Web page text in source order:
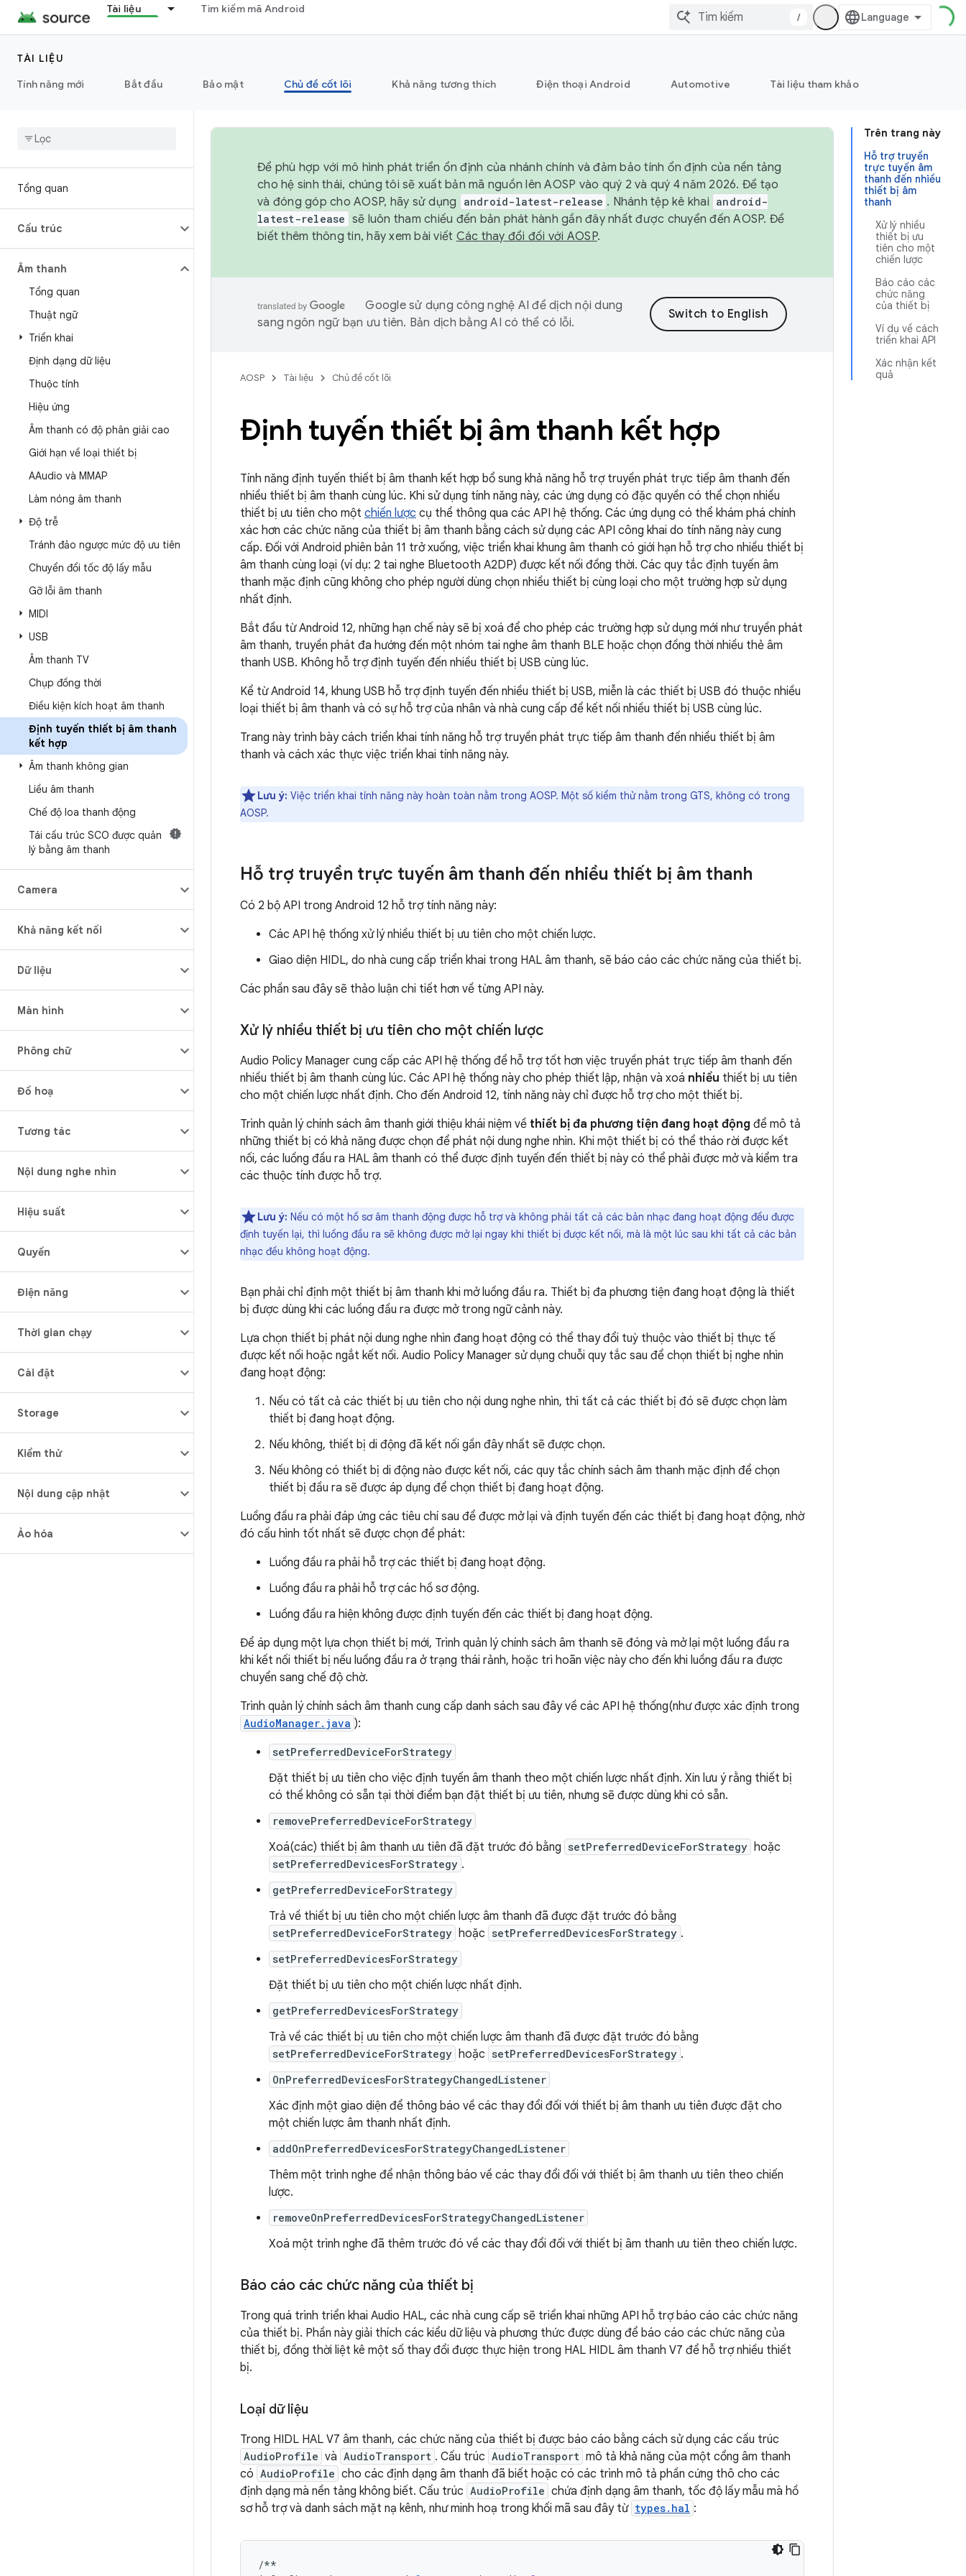
Tài liệu Tìm kiếm mã Android
/
TÀI LIỆU
Tính năng mới
Bắt đầu Bảo mật Chủ đề cốt lõi Khả năng tương thích Điện thoại Android Automotive Tài liệu tham khảo
Tổng quan
Cấu trúc
Âm thanh
Tổng quan
Thuật ngữ
Triển khai
Định dạng dữ liệu
Thuộc tính
Hiệu ứng
Âm thanh có độ phân giải cao
Giới hạn về loại thiết bị
AAudio và MMAP
Làm nóng âm thanh
Độ trễ
Tránh đảo ngược mức độ ưu tiên
Chuyển đổi tốc độ lấy mẫu
Gỡ lỗi âm thanh
MIDI
USB
Âm thanh TV
Chụp đồng thời
Điều kiện kích hoạt âm thanh
Định tuyến thiết bị âm thanh
kết hợp
Âm thanh không gian
Liều âm thanh
Chế độ loa thanh động
Tái cấu trúc SCO được quản
lý bằng âm thanh
Camera
Khả năng kết nối
Dữ liệu
Màn hình
Phông chữ
Đồ hoạ
Tương tác
Nội dung nghe nhìn
Hiệu suất
Quyền
Điện năng
Thời gian chạy
Cài đặt
Storage
Kiểm thử
Nội dung cập nhật
Ảo hóa
Trên trang này
Hỗ trợ truyền
trực tuyến âm
thanh đến nhiều
thiết bị âm
thanh
Xử lý nhiều
thiết bị ưu
tiên cho một
chiến lược
Báo cáo các
chức năng
của thiết bị
Ví dụ về cách
triển khai API
Xác nhận kết
quả
Để phù hợp với mô hình phát triển ổn định của nhánh chính và đảm bảo tính ổn định của nền tảng
cho hệ sinh thái, chúng tôi sẽ xuất bản mã nguồn lên AOSP vào quý 2 và quý 4 năm 2026. Để tạo
và đóng góp cho AOSP, hãy sử dụng
android-latest-release . Nhánh tệp kê khai android-
latest-release sẽ luôn tham chiếu đến bản phát hành gần đây nhất được chuyển đến AOSP. Để
biết thêm thông tin, hãy xem bài viết Các thay đổi đối với AOSP.
Google sử dụng công nghệ AI để dịch nội dung
sang ngôn ngữ bạn ưu tiên. Bản dịch bằng AI có thể có lỗi.
AOSP Tài liệu Chủ đề cốt lõi
Định tuyến thiết bị âm thanh kết hợp
Tính năng định tuyến thiết bị âm thanh kết hợp bổ sung khả năng hỗ trợ truyền phát trực tiếp âm thanh đến
nhiều thiết bị âm thanh cùng lúc. Khi sử dụng tính năng này, các ứng dụng có đặc quyền có thể chọn nhiều
thiết bị ưu tiên cho một chiến lược cụ thể thông qua các API hệ thống. Các ứng dụng có thể khám phá chính
xác hơn các chức năng của thiết bị âm thanh bằng cách sử dụng các API công khai do tính năng này cung
cấp. Đối với Android phiên bản 11 trở xuống, việc triển khai khung âm thanh có giới hạn hỗ trợ cho nhiều thiết bị
âm thanh cùng loại (ví dụ: 2 tai nghe Bluetooth A2DP) được kết nối đồng thời. Các quy tắc định tuyến âm
thanh mặc định cũng không cho phép người dùng chọn nhiều thiết bị cùng loại cho một trường hợp sử dụng
nhất định.
Bắt đầu từ Android 12, những hạn chế này sẽ bị xoá để cho phép các trường hợp sử dụng mới như truyền phát
âm thanh, truyền phát đa hướng đến một nhóm tai nghe âm thanh BLE hoặc chọn đồng thời nhiều thẻ âm
thanh USB. Không hỗ trợ định tuyến đến nhiều thiết bị USB cùng lúc.
Kể từ Android 14, khung USB hỗ trợ định tuyến đến nhiều thiết bị USB, miễn là các thiết bị USB đó thuộc nhiều
loại thiết bị âm thanh và có sự hỗ trợ của nhân và nhà cung cấp để kết nối nhiều thiết bị USB cùng lúc.
Trang này trình bày cách triển khai tính năng hỗ trợ truyền phát trực tiếp âm thanh đến nhiều thiết bị âm
thanh và cách xác thực việc triển khai tính năng này.
Lưu ý: Việc triển khai tính năng này hoàn toàn nằm trong AOSP. Một số kiểm thử nằm trong GTS, không có trong
AOSP.
Hỗ trợ truyền trực tuyến âm thanh đến nhiều thiết bị âm thanh
Có 2 bộ API trong Android 12 hỗ trợ tính năng này:
Các API hệ thống xử lý nhiều thiết bị ưu tiên cho một chiến lược.
Giao diện HIDL, do nhà cung cấp triển khai trong HAL âm thanh, sẽ báo cáo các chức năng của thiết bị.
Các phần sau đây sẽ thảo luận chi tiết hơn về từng API này.
Xử lý nhiều thiết bị ưu tiên cho một chiến lược
Audio Policy Manager cung cấp các API hệ thống để hỗ trợ tốt hơn việc truyền phát trực tiếp âm thanh đến
nhiều thiết bị âm thanh cùng lúc. Các API hệ thống này cho phép thiết lập, nhận và xoá nhiều thiết bị ưu tiên
cho một chiến lược nhất định. Cho đến Android 12, tính năng này chỉ được hỗ trợ cho một thiết bị.
Trình quản lý chính sách âm thanh giới thiệu khái niệm về thiết bị đa phương tiện đang hoạt động để mô tả
những thiết bị có khả năng được chọn để phát nội dung nghe nhìn. Khi một thiết bị có thể tháo rời được kết
nối, các luồng đầu ra HAL âm thanh có thể được định tuyến đến thiết bị này có thể phải được mở và kiểm tra
các thuộc tính được hỗ trợ.
Lưu ý: Nếu có một hồ sơ âm thanh động được hỗ trợ và không phải tất cả các bản nhạc đang hoạt động đều được
định tuyến lại, thì luồng đầu ra sẽ không được mở lại ngay khi thiết bị được kết nối, mà là một lúc sau khi tất cả các bản
nhạc đều không hoạt động.
Bạn phải chỉ định một thiết bị âm thanh khi mở luồng đầu ra. Thiết bị đa phương tiện đang hoạt động là thiết
bị được dùng khi các luồng đầu ra được mở trong ngữ cảnh này.
Lựa chọn thiết bị phát nội dung nghe nhìn đang hoạt động có thể thay đổi tuỳ thuộc vào thiết bị thực tế
được kết nối hoặc ngắt kết nối. Audio Policy Manager sử dụng chuỗi quy tắc sau để chọn thiết bị nghe nhìn
đang hoạt động:
Nếu có tất cả các thiết bị ưu tiên cho nội dung nghe nhìn, thì tất cả các thiết bị đó sẽ được chọn làm
thiết bị đang hoạt động.
Nếu không, thiết bị di động đã kết nối gần đây nhất sẽ được chọn.
Nếu không có thiết bị di động nào được kết nối, các quy tắc chính sách âm thanh mặc định để chọn
thiết bị đầu ra sẽ được áp dụng để chọn thiết bị đang hoạt động.
Luồng đầu ra phải đáp ứng các tiêu chí sau để được mở lại và định tuyến đến các thiết bị đang hoạt động, nhờ
đó cấu hình tốt nhất sẽ được chọn để phát:
Luồng đầu ra phải hỗ trợ các thiết bị đang hoạt động.
Luồng đầu ra phải hỗ trợ các hồ sơ động.
Luồng đầu ra hiện không được định tuyến đến các thiết bị đang hoạt động.
Để áp dụng một lựa chọn thiết bị mới, Trình quản lý chính sách âm thanh sẽ đóng và mở lại một luồng đầu ra
khi kết nối thiết bị nếu luồng đầu ra ở trạng thái rảnh, hoặc trì hoãn việc này cho đến khi luồng đầu ra được
chuyển sang chế độ chờ.
Trình quản lý chính sách âm thanh cung cấp danh sách sau đây về các API hệ thống(như được xác định trong
AudioManager.java ):
setPreferredDeviceForStrategy
Đặt thiết bị ưu tiên cho việc định tuyến âm thanh theo một chiến lược nhất định. Xin lưu ý rằng thiết bị
có thể không có sẵn tại thời điểm bạn đặt thiết bị ưu tiên, nhưng sẽ được dùng khi có sẵn.
removePreferredDeviceForStrategy
Xoá(các) thiết bị âm thanh ưu tiên đã đặt trước đó bằng setPreferredDeviceForStrategy hoặc
setPreferredDevicesForStrategy .
getPreferredDeviceForStrategy
Trả về thiết bị ưu tiên cho một chiến lược âm thanh đã được đặt trước đó bằng
setPreferredDeviceForStrategy hoặc setPreferredDevicesForStrategy .
setPreferredDevicesForStrategy
Đặt thiết bị ưu tiên cho một chiến lược nhất định.
getPreferredDevicesForStrategy
Trả về các thiết bị ưu tiên cho một chiến lược âm thanh đã được đặt trước đó bằng
setPreferredDeviceForStrategy hoặc setPreferredDevicesForStrategy .
OnPreferredDevicesForStrategyChangedListener
Xác định một giao diện để thông báo về các thay đổi đối với thiết bị âm thanh ưu tiên được đặt cho
một chiến lược âm thanh nhất định.
addOnPreferredDevicesForStrategyChangedListener
Thêm một trình nghe để nhận thông báo về các thay đổi đối với thiết bị âm thanh ưu tiên theo chiến
lược.
removeOnPreferredDevicesForStrategyChangedListener
Xoá một trình nghe đã thêm trước đó về các thay đổi đối với thiết bị âm thanh ưu tiên theo chiến lược.
Báo cáo các chức năng của thiết bị
Trong quá trình triển khai Audio HAL, các nhà cung cấp sẽ triển khai những API hỗ trợ báo cáo các chức năng
của thiết bị. Phần này giải thích các kiểu dữ liệu và phương thức được dùng để báo cáo các chức năng của
thiết bị, đồng thời liệt kê một số thay đổi được thực hiện trong HAL HIDL âm thanh V7 để hỗ trợ nhiều thiết
bị.
Loại dữ liệu
Trong HIDL HAL V7 âm thanh, các chức năng của thiết bị được báo cáo bằng cách sử dụng các cấu trúc
AudioProfile và AudioTransport . Cấu trúc AudioTransport mô tả khả năng của một cổng âm thanh
có AudioProfile cho các định dạng âm thanh đã biết hoặc có các trình mô tả phần cứng thô cho các
định dạng mà nền tảng không biết. Cấu trúc AudioProfile chứa định dạng âm thanh, tốc độ lấy mẫu mà hồ
sơ hỗ trợ và danh sách mặt nạ kênh, như minh hoạ trong khối mã sau đây từ types.hal :
/**